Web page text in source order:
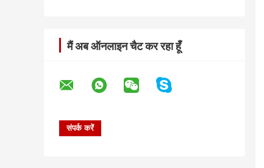
मैं अब ऑनलाइन चैट कर रहा हूँ